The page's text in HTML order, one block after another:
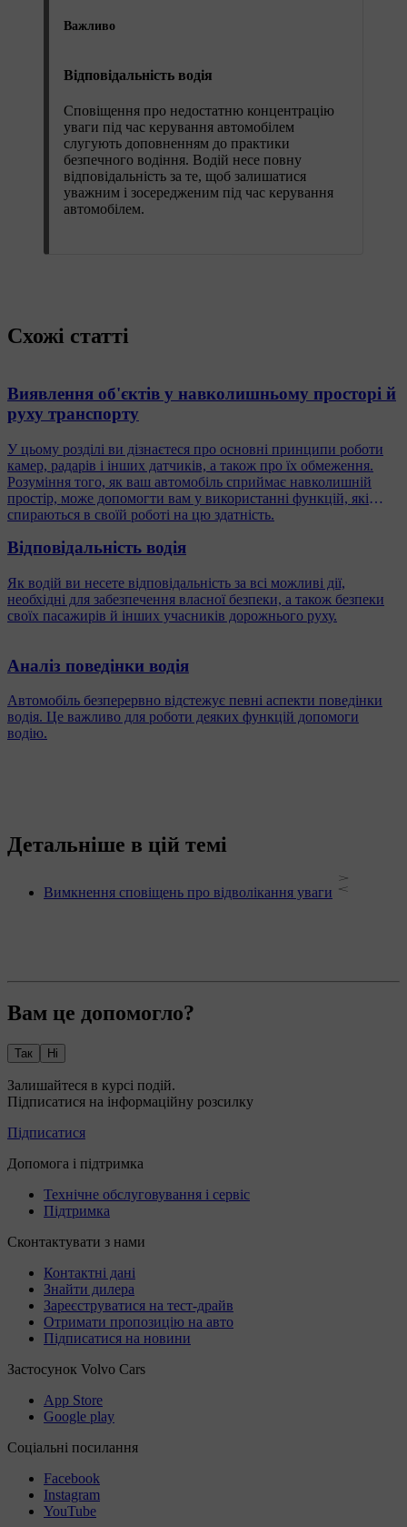
Важливо
Відповідальність водія
Сповіщення про недостатню концентрацію
уваги під час керування автомобілем
слугують доповненням до практики
безпечного водіння. Водій несе повну
відповідальність за те, щоб залишатися
уважним і зосередженим під час керування
автомобілем.
Схожі статті
Виявлення об'єктів у навколишньому просторі й
руху транспорту
У цьому розділі ви дізнаєтеся про основні принципи роботи
камер, радарів і інших датчиків, а також про їх обмеження.
Розуміння того, як ваш автомобіль сприймає навколишній
простір, може допомогти вам у використанні функцій, які
спираються в своїй роботі на цю здатність.
Відповідальність водія
Як водій ви несете відповідальність за всі можливі дії,
необхідні для забезпечення власної безпеки, а також безпеки
своїх пасажирів й інших учасників дорожнього руху.
Аналіз поведінки водія
Автомобіль безперервно відстежує певні аспекти поведінки
водія. Це важливо для роботи деяких функцій допомоги
водію.
Детальніше в цій темі
Вимкнення сповіщень про відволікання уваги
Вам це допомогло?
Так Ні